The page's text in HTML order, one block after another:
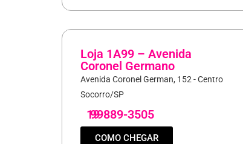
Loja 1A99 – Avenida
Coronel Germano
Avenida Coronel German, 152 - Centro
Socorro/SP
19
99889-3505
COMO CHEGAR